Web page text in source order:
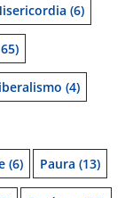
(6)
(4)
(6) Paura (13)